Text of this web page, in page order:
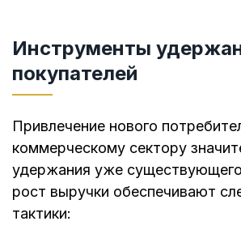
Инструменты
покупателей
Привлечение нового
коммерческому сектору
удержания уже
рост выручки обеспечивают
тактики: